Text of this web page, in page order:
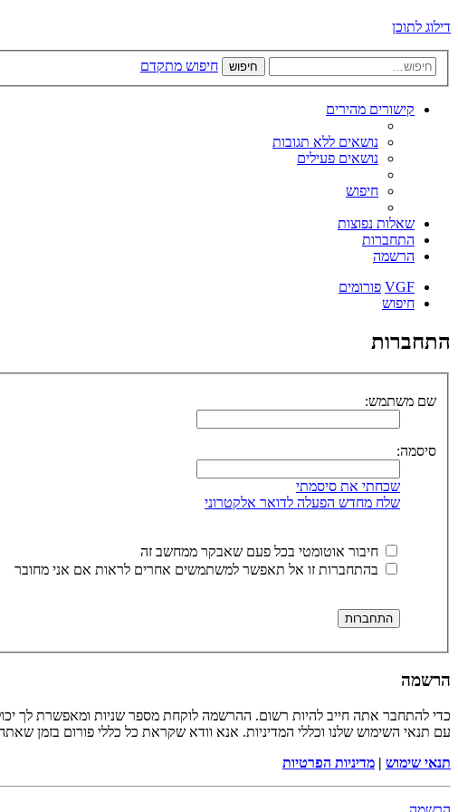
דילוג לתוכן
חיפוש חיפוש מתקדם
קישורים מהירים
נושאים ללא תגובות
נושאים פעילים
חיפוש
שאלות נפוצות
התחברות
הרשמה
VGF פורומים
חיפוש
התחברות
שם משתמש:
סיסמה:
שכחתי את סיסמתי
שלח מחדש הפעלה לדואר אלקטרוני
חיבור אוטומטי בכל פעם שאבקר ממחשב זה
בהתחברות זו אל תאפשר למשתמשים אחרים לראות אם אני מחובר
הרשמה
כדי להתחבר אתה חייב להיות רשום. ההרשמה לוקחת מספר שניות ומאפשרת לך
עם תנאי השימוש שלנו וכללי המדיניות. אנא וודא שקראת כל כללי פורום בזמן
תנאי שימוש | מדיניות הפרטיות